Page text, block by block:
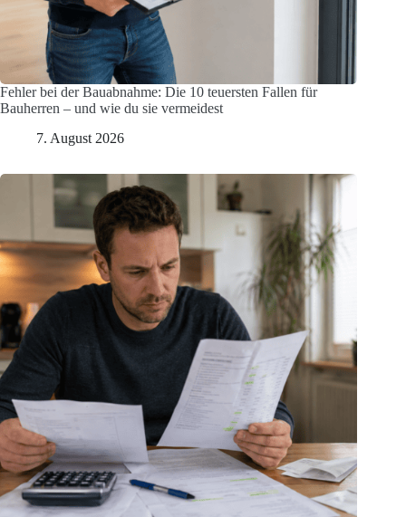
Fehler bei der Bauabnahme: Die 10 teuersten Fallen für
Bauherren – und wie du sie vermeidest
7. August 2026